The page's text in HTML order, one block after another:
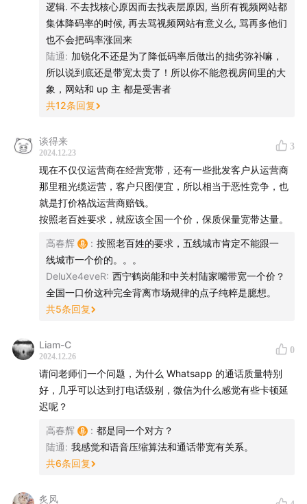
【联系我们】
希望大家在听友群和评论区多多反馈收听感受，这对我们
来说十分重要。欢迎添加津津乐道小助手微信：
dao160301，加入听友群。
由多名资深从业者主持的科技点评播客，以实际工作中积
累的经验为基础，结合实际，把近期科技热点变成犀利、
独到、深刻的独家观点。
【关于「津津乐道播客网络」】
在一派纷繁芜杂里，我们为愉悦双耳而生。科技、教育、
文化、美食、生活、技能、情绪……严肃认真却不刻板，
拒绝空泛浮夸。与专业且有趣的人携手缔造清流，分享经
历，传播体验，厘清世界与你的关系。
津津乐道|科技乱炖
厂长来了|编码人声 |沸腾客厅|拼娃时代
收听平台
苹果播客 | 小宇宙App | Spotify | 喜马拉雅 | 网易云音乐
| QQ音乐 | 微信听书 | 荔枝FM | 央广云听 | 听听FM |
逻辑. 不去找核心原因而去找表层原因, 当所有视频网站都
集体降码率的时候, 再去骂视频网站有意义么, 骂再多他们
也不会把码率涨回来
陆通: 加锐化不还是为了降低码率后做出的拙劣弥补嘛，
所以说到底还是带宽太贵了！所以你不能忽视房间里的大
象，网站和 up 主 都是受害者
共12条回复
谈得来
2024.12.23
3
现在不仅仅运营商在经营宽带，还有一些批发客户从运营商
那里租光缆运营，客户只图便宜，所以相当于恶性竞争，也
就是打价格战运营商赔钱。
按照老百姓要求，就应该全国一个价，保质保量宽带达量。
高春辉 : 按照老百姓的要求，五线城市肯定不能跟一
线城市一个价的。。。
DeluXe4eveR: 西宁鹤岗能和中关村陆家嘴带宽一个价？
全国一口价这种完全背离市场规律的点子纯粹是臆想。
共5条回复
Liam-C
2024.12.26
0
请问老师们一个问题，为什么 Whatsapp 的通话质量特别
好，几乎可以达到打电话级别，微信为什么感觉有些卡顿延
迟呢？
高春辉 : 都是同一个对方？
陆通: 我感觉和语音压缩算法和通话带宽有关系。
共6条回复
炙风